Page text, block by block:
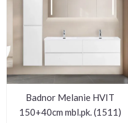
Badnor Melanie HVIT
150+40cm mbl.pk. (1511)